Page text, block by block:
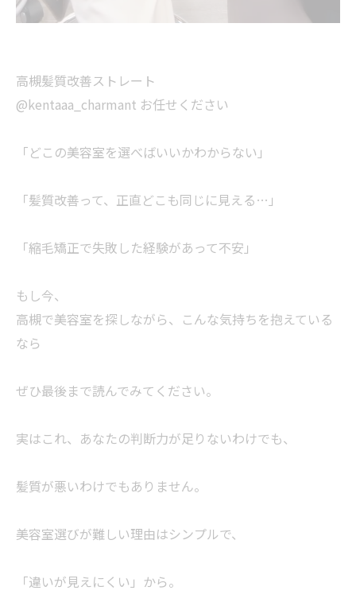
高槻髪質改善ストレート
@kentaaa_charmant お任せください
「どこの美容室を選べばいいかわからない」
「髪質改善って、正直どこも同じに見える…」
「縮毛矯正で失敗した経験があって不安」
もし今、
高槻で美容室を探しながら、こんな気持ちを抱えている
なら
ぜひ最後まで読んでみてください。
実はこれ、あなたの判断力が足りないわけでも、
髪質が悪いわけでもありません。
美容室選びが難しい理由はシンプルで、
「違いが見えにくい」から。